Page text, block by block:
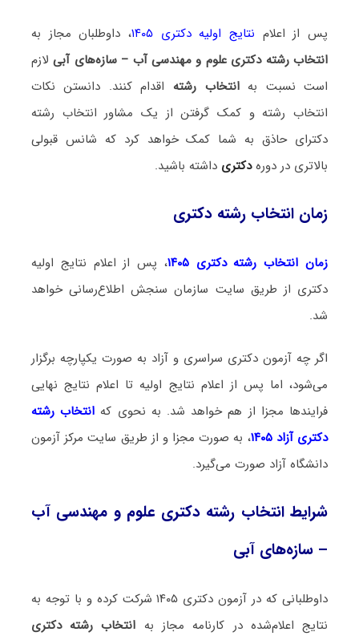
پس از اعلام نتایج اولیه دکتری ۱۴۰۵
، داوطلبان مجاز به
انتخاب رشته دکتری علوم و مهندسی آب – سازه‌های آبیلازم
است نسبت بهانتخاب رشته اقدام کنند. دانستن نکات
انتخاب رشته و کمک گرفتن از یک مشاور انتخاب رشته
دکترای حاذق به شما کمک خواهد کرد که شانس قبولی
بالاتری در دورهدکتری داشته باشید.
زمان انتخاب رشته دکتری
زمان انتخاب رشته دکتری ۱۴۰۵
، پس از اعلام نتایج اولیه
دکتری از طریق سایت سازمان سنجش اطلاع‌رسانی خواهد
شد.
اگر چه آزمون دکتری سراسری و آزاد به صورت یکپارچه برگزار
می‌شود، اما پس از اعلام نتایج اولیه تا اعلام نتایج نهایی
فرایندها مجزا از هم خواهد شد. به نحوی که انتخاب رشته
دکتری آزاد ۱۴۰۵
، به صورت مجزا و از طریق سایت مرکز آزمون
دانشگاه آزاد صورت می‌گیرد.
شرایط انتخاب رشته دکتری علوم و مهندسی آب
– سازه‌های آبی
داوطلبانی که در آزمون دکتری ۱۴۰۵ شرکت کرده و با توجه به
نتایج اعلام‌شده در کارنامه مجاز به انتخاب رشته دکتری